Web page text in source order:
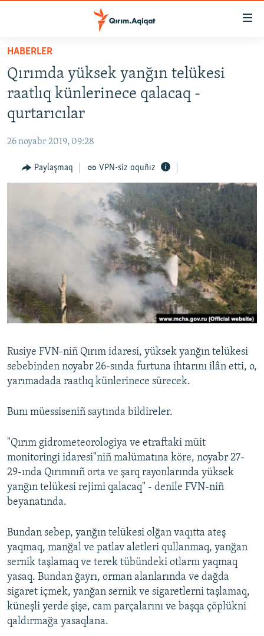
Esas
qaytmaq
Baş
navigatsiyağa
qaytmaq
Qıdıruvğa
qaytmaq
HABERLER
SİYASET
İQTİSADİYAT
MEDENİYET
İNSAN AQLARI
SÜRET
Русский
Українською
HABERLER
Qırımda yüksek yanğın telükesi
raatlıq künlerinece qalacaq -
qurtarıcılar
26 noyabr 2019, 09:28
Paylaşmaq VPN-siz oquñız
Rusiye FVN-niñ Qırım idaresi, yüksek yanğın telükesi
sebebinden noyabr 26-sında furtuna ihtarını ilân etti, o,
yarımadada raatlıq künlerinece sürecek.
Bunı müessiseniñ saytında bildireler.
"Qırım gidrometeorologiya ve etraftaki müit
monitoringi idaresi"niñ malümatına köre, noyabr 27-
29-ında Qırımnıñ orta ve şarq rayonlarında yüksek
yanğın telükesi rejimi qalacaq" - denile FVN-niñ
beyanatında.
Bundan sebep, yanğın telükesi olğan vaqıtta ateş
yaqmaq, manğal ve patlav aletleri qullanmaq, yanğan
sernik taşlamaq ve terek tübündeki otlarnı yaqmaq
yasaq. Bundan ğayrı, orman alanlarında ve dağda
sigaret içmek, yanğan sernik ve sigaretlerni taşlamaq,
küneşli yerde şişe, cam parçalarını ve başqa çöplükni
qaldırmağa yasaqlana.